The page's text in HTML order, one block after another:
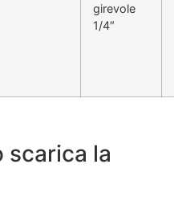
girevole
1/4″
scarica la